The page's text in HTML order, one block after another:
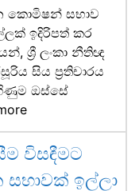
කොමිෂන් සභාව
ඉදිරිපත් කර
ශ්‍රී ලංකා නීතිඥ
සිය ප්‍රතිචාරය
ගිණුම ඔස්සේ
විසඳීමට
සභාවක් ඉල්ලා